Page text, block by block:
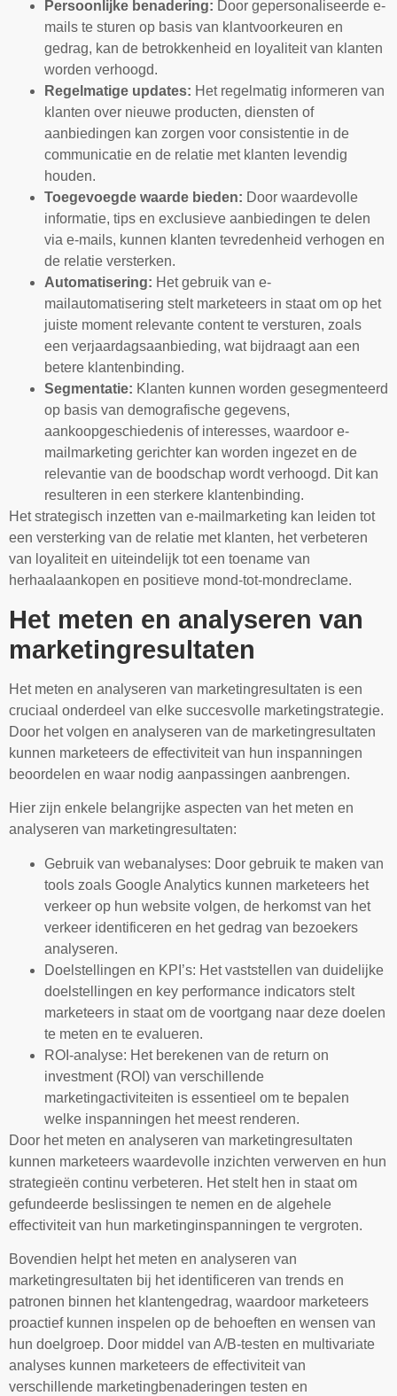
Persoonlijke benadering: Door gepersonaliseerde e-
mails te sturen op basis van klantvoorkeuren en
gedrag, kan de betrokkenheid en loyaliteit van klanten
worden verhoogd.
Regelmatige updates: Het regelmatig informeren van
klanten over nieuwe producten, diensten of
aanbiedingen kan zorgen voor consistentie in de
communicatie en de relatie met klanten levendig
houden.
Toegevoegde waarde bieden: Door waardevolle
informatie, tips en exclusieve aanbiedingen te delen
via e-mails, kunnen klanten tevredenheid verhogen en
de relatie versterken.
Automatisering: Het gebruik van e-
mailautomatisering stelt marketeers in staat om op het
juiste moment relevante content te versturen, zoals
een verjaardagsaanbieding, wat bijdraagt aan een
betere klantenbinding.
Segmentatie: Klanten kunnen worden gesegmenteerd
op basis van demografische gegevens,
aankoopgeschiedenis of interesses, waardoor e-
mailmarketing gerichter kan worden ingezet en de
relevantie van de boodschap wordt verhoogd. Dit kan
resulteren in een sterkere klantenbinding.
Het strategisch inzetten van e-mailmarketing kan leiden tot
een versterking van de relatie met klanten, het verbeteren
van loyaliteit en uiteindelijk tot een toename van
herhaalaankopen en positieve mond-tot-mondreclame.
Het meten en analyseren van
marketingresultaten
Het meten en analyseren van marketingresultaten is een
cruciaal onderdeel van elke succesvolle marketingstrategie.
Door het volgen en analyseren van de marketingresultaten
kunnen marketeers de effectiviteit van hun inspanningen
beoordelen en waar nodig aanpassingen aanbrengen.
Hier zijn enkele belangrijke aspecten van het meten en
analyseren van marketingresultaten:
Gebruik van webanalyses: Door gebruik te maken van
tools zoals Google Analytics kunnen marketeers het
verkeer op hun website volgen, de herkomst van het
verkeer identificeren en het gedrag van bezoekers
analyseren.
Doelstellingen en KPI’s: Het vaststellen van duidelijke
doelstellingen en key performance indicators stelt
marketeers in staat om de voortgang naar deze doelen
te meten en te evalueren.
ROI-analyse: Het berekenen van de return on
investment (ROI) van verschillende
marketingactiviteiten is essentieel om te bepalen
welke inspanningen het meest renderen.
Door het meten en analyseren van marketingresultaten
kunnen marketeers waardevolle inzichten verwerven en hun
strategieën continu verbeteren. Het stelt hen in staat om
gefundeerde beslissingen te nemen en de algehele
effectiviteit van hun marketinginspanningen te vergroten.
Bovendien helpt het meten en analyseren van
marketingresultaten bij het identificeren van trends en
patronen binnen het klantengedrag, waardoor marketeers
proactief kunnen inspelen op de behoeften en wensen van
hun doelgroep. Door middel van A/B-testen en multivariate
analyses kunnen marketeers de effectiviteit van
verschillende marketingbenaderingen testen en